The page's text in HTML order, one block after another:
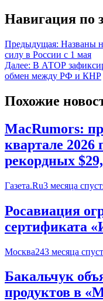
Навигация по
Предыдущая: Названы
силу в России с 1 мая
Далее: В АТОР
обмен между РФ и КНР
Похожие
MacRumors:
квартале 2026
рекордных
Газета.Ru3 месяца
Росавиация
сертификата
Москва243 месяца
Бакальчук
продуктов в